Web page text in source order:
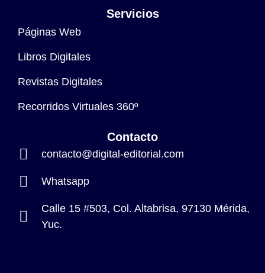
Servicios
Páginas Web
Libros Digitales
Revistas Digitales
Recorridos Virtuales 360º
Contacto
contacto@digital-editorial.com
Whatsapp
Calle 15 #503, Col. Altabrisa, 97130 Mérida,
Yuc.